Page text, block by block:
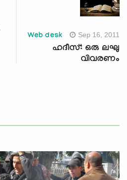
Web desk Sep 16, 2011
ഹദീസ്: ഒരു ലഘു
വിവരണം